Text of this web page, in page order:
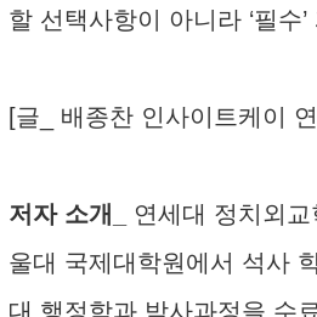
할 선택사항이 아니라 ‘필수’
[글_ 배종찬 인사이트케이
저자 소개_
연세대 정치외
울대 국제대학원에서 석사
대 행정학과 박사과정을 수